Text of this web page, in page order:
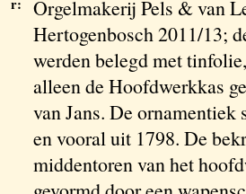
r:
Orgelmakerij Pels & van
Hertogenbosch 2011/13;
werden belegd met
alleen de Hoofdwerkkas
van Jans. De ornamentiek
en vooral uit 1798. De
middentoren van het